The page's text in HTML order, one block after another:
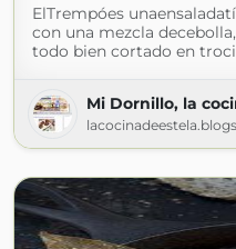
ElTrempóes
con una mezcla
todo bien cortado en
Mi Dornillo, la